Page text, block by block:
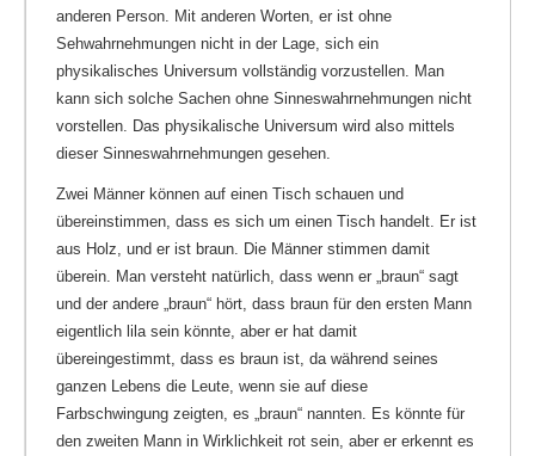
anderen Person. Mit anderen Worten, er ist ohne
Sehwahrnehmungen nicht in der Lage, sich ein
physikalisches Universum vollständig vorzustellen. Man
kann sich solche Sachen ohne Sinneswahrnehmungen nicht
vorstellen. Das physikalische Universum wird also mittels
dieser Sinneswahrnehmungen gesehen.
Zwei Männer können auf einen Tisch schauen und
übereinstimmen, dass es sich um einen Tisch handelt. Er ist
aus Holz, und er ist braun. Die Männer stimmen damit
überein. Man versteht natürlich, dass wenn er „braun“ sagt
und der andere „braun“ hört, dass braun für den ersten Mann
eigentlich lila sein könnte, aber er hat damit
übereingestimmt, dass es braun ist, da während seines
ganzen Lebens die Leute, wenn sie auf diese
Farbschwingung zeigten, es „braun“ nannten. Es könnte für
den zweiten Mann in Wirklichkeit rot sein, aber er erkennt es